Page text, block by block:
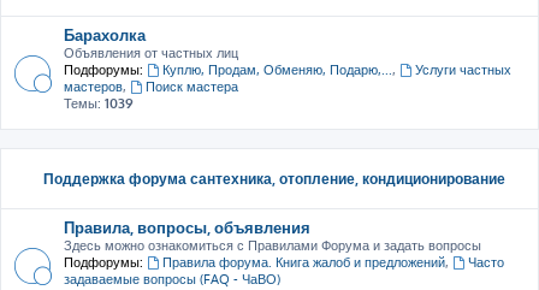
Барахолка
Объявления от частных лиц
Подфорумы:
Куплю, Продам, Обменяю, Подарю,...,
Услуги частных
мастеров,
Поиск мастера
Темы: 1039
Поддержка форума сантехника, отопление, кондиционирование
Правила, вопросы, объявления
Здесь можно ознакомиться с Правилами Форума и задать вопросы
Подфорумы:
Правила форума. Книга жалоб и предложений,
Часто
задаваемые вопросы (FAQ - ЧаВО)